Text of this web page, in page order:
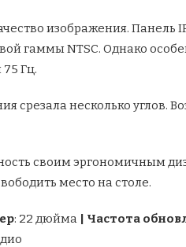
изображения.
гаммы NTSC. Однако
Гц.
срезала несколько
своим эргономичным
место на столе.
: 22 дюйма | Частота